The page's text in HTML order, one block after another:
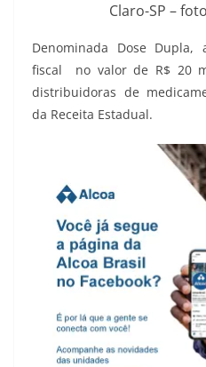
Claro-SP –
Denominada Dose
fiscal no valor de R$ 20
distribuidoras de
da Receita Estadual.